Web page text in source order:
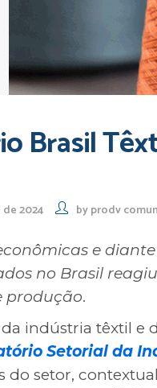
Brasil
2024 byprodv
e
no Brasil
produção.
indústria têxtil e
Setorial da
do setor,